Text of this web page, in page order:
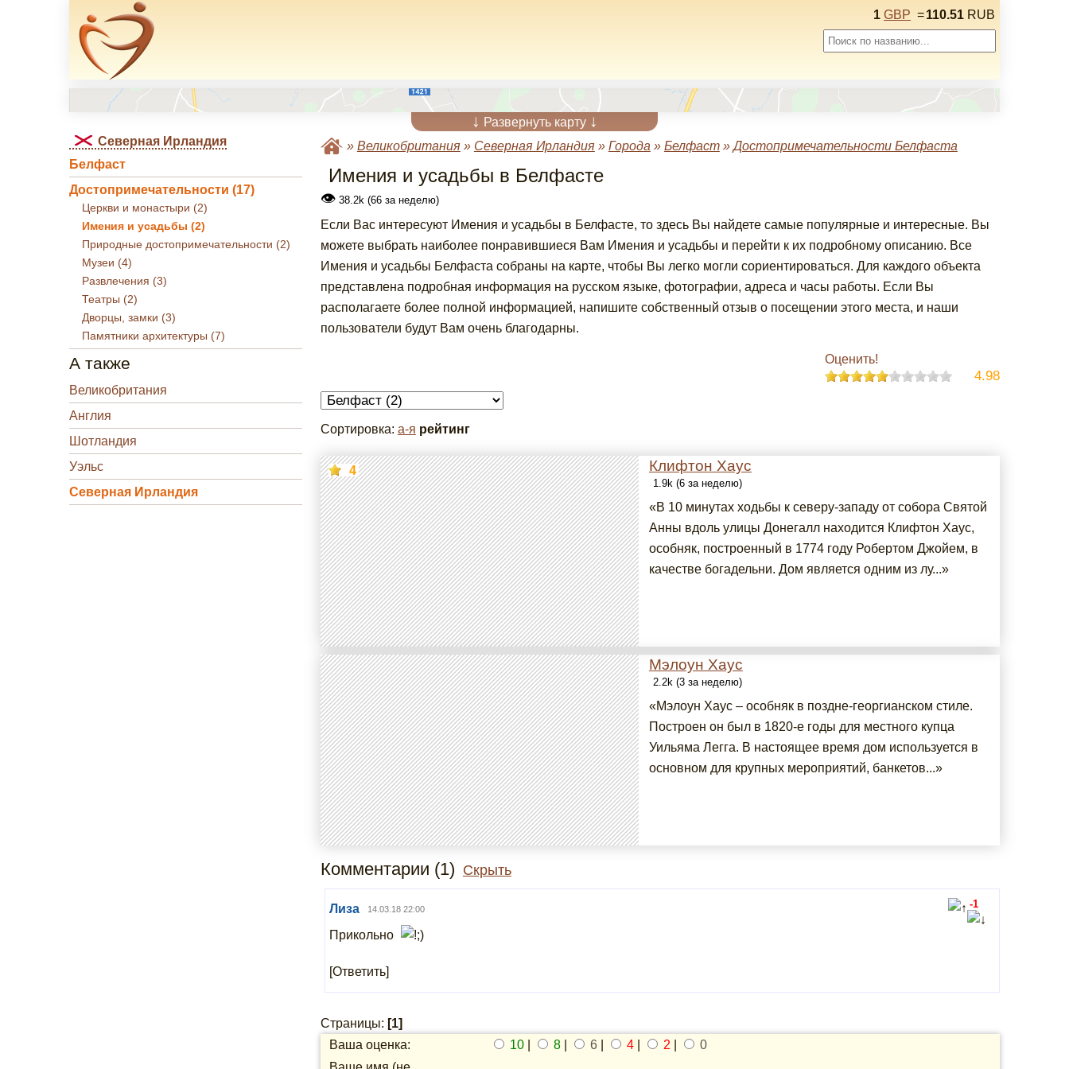
1 GBP =110.51 RUB
↓ Развернуть карту ↓
Северная Ирландия
Белфаст
Достопримечательности (17)
Церкви и монастыри (2)
Имения и усадьбы (2)
Природные достопримечательности (2)
Музеи (4)
Развлечения (3)
Театры (2)
Дворцы, замки (3)
Памятники архитектуры (7)
А также
Великобритания
Англия
Шотландия
Уэльс
Северная Ирландия
» Великобритания» Северная Ирландия» Города » Белфаст»Достопримечательности Белфаста
Имения и усадьбы в Белфасте
👁38.2k (66 за неделю)
Если Вас интересуют Имения и усадьбы в Белфасте, то здесь Вы найдете самые популярные и интересные. Вы
можете выбрать наиболее понравившиеся Вам Имения и усадьбы и перейти к их подробному описанию. Все
Имения и усадьбы Белфаста собраны на карте, чтобы Вы легко могли сориентироваться. Для каждого объекта
представлена подробная информация на русском языке, фотографии, адреса и часы работы. Если Вы
располагаете более полной информацией, напишите собственный отзыв о посещении этого места, и наши
пользователи будут Вам очень благодарны.
Оценить!
4.98
Сортировка: а-я рейтинг
Клифтон Хаус
4
1.9k (6 за неделю)
«В 10 минутах ходьбы к северу-западу от собора Святой
Анны вдоль улицы Донегалл находится Клифтон Хаус,
особняк, построенный в 1774 году Робертом Джойем, в
качестве богадельни. Дом является одним из лу...»
Мэлоун Хаус
2.2k (3 за неделю)
«Мэлоун Хаус – особняк в поздне-георгианском стиле.
Построен он был в 1820-е годы для местного купца
Уильяма Легга. В настоящее время дом используется в
основном для крупных мероприятий, банкетов...»
Комментарии (1) Скрыть
Лиза 14.03.18 22:00
Прикольно
[Ответить]
-1
Страницы: [1]
Ваша оценка:
10| 8| 6| 4| 2
0